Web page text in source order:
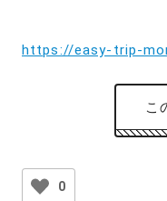
https://easy-trip-
こ
0